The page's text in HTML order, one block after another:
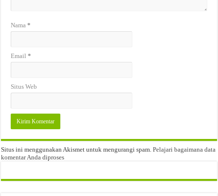
Nama*
Email*
Situs Web
Situs ini menggunakan Akismet untuk mengurangi spam.Pelajari bagaimana data
komentar Anda diproses